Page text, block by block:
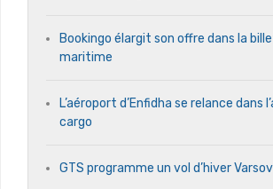
Bookingo élargit son offre dans la
maritime
L’aéroport d’Enfidha se relance dans
cargo
GTS programme un vol d’hiver